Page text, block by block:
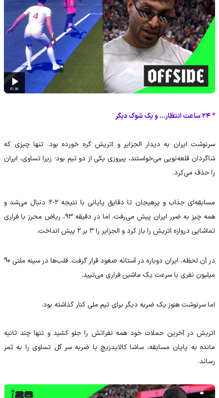
* ۲۴ ساعت انتظار... و یک شوک دیگر
سرنوشت ایران به دیدار الجزایر و اتریش گره خورده بود. تنها چیزی که
شاگردان قلعه‌نویی می‌خواستند، پیروزی یکی از دو تیم بود؛ زیرا تساوی، ایران
را حذف می‌کرد.
مسابقه‌ای جذاب و پرهیجان تا دقایق پایانی با نتیجه ۲-۲ دنبال می‌شد و
همه چیز به ضرر ایران پیش می‌رفت. اما در دقیقه ۹۳، ریاض محرز با فراری
تماشایی دروازه اتریش را باز کرد و الجزایر را ۳ بر ۲ پیش انداخت.
در آن لحظه، ایران دوباره در آستانه صعود قرار گرفت. قلب‌ها در سینه ملتی 90
میلیون نفری با سرعت یک ماشین فراری می‌تپید.
اما سرنوشت هنوز یک ضربه دیگر برای تیم ملی کنار گذاشته بود.
اتریش در آخرین حملات خود همه نفراتش را جلو کشید و تنها چند ثانیه
مانده به پایان مسابقه، ساشا کالایدزیچ با ضربه سر گل تساوی را به ثمر
رساند.